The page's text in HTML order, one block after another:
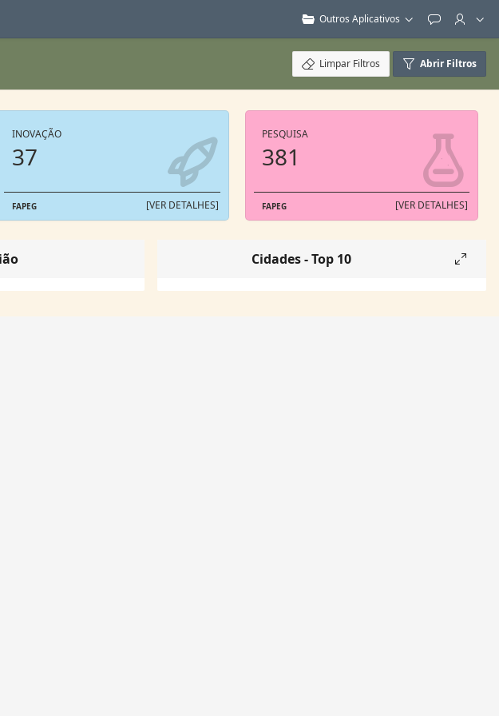
Outros Aplicativos Feedback
Limpar Filtros Abrir Filtros
INOVAÇÃO
37
FAPEG [VER DETALHES]
PESQUISA
381
FAPEG [VER DETALHES]
Cidades - Top 10